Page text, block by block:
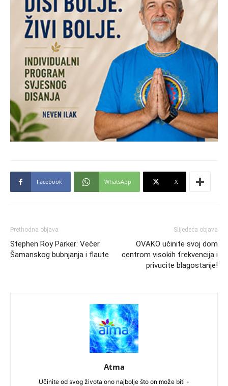
Facebook WhatsApp X
Prethodna objava
Stephen Roy Parker: Večer
Šamanskog bubnjanja i flaute
Slijedeća objava
OVAKO učinite svoj dom
centrom visokih frekvencija i
privucite blagostanje!
Atma
Učinite od svog života ono najbolje što on može biti -